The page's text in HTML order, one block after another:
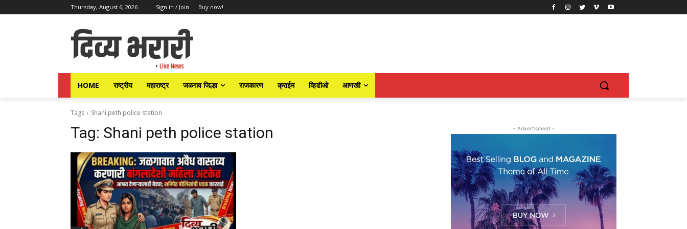
Thursday, August 6, 2026 Sign in / Join Buy now!
HOME राष्ट्रीय महाराष्ट्र जळगाव जिल्हा राजकारण क्राईम व्हिडीओ आणखी
Tags Shani peth police station
Tag: Shani peth police station - Advertisment -